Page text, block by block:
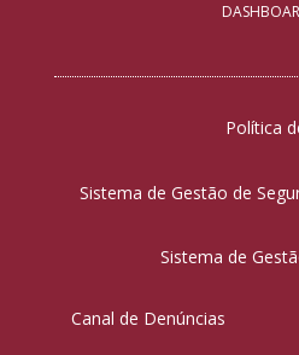
Política
Sistema de Gestão de
Sistema de
Canal de Denúncias